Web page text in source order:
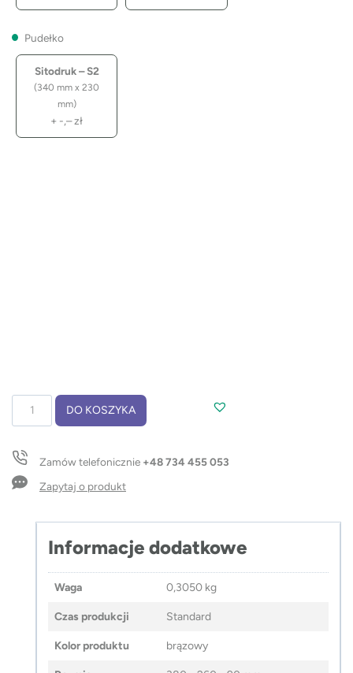
Pudełko
Sitodruk – S2
(340 mm x 230
mm)
+ -,–zł
pakowania
VERI
–
DO KOSZYKA
Zamów telefonicznie +48 734 455 053
Zapytaj o produkt
Informacje dodatkowe
Waga 0,3050 kg
Czas produkcji Standard
Kolor produktu brązowy